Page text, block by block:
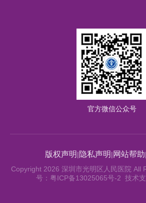
官方微信公众号
版权声明|隐私声明|网站帮助|
Copyright 2026 深圳市光明区人民医院 All
号：粤ICP备13025065号-2 技术